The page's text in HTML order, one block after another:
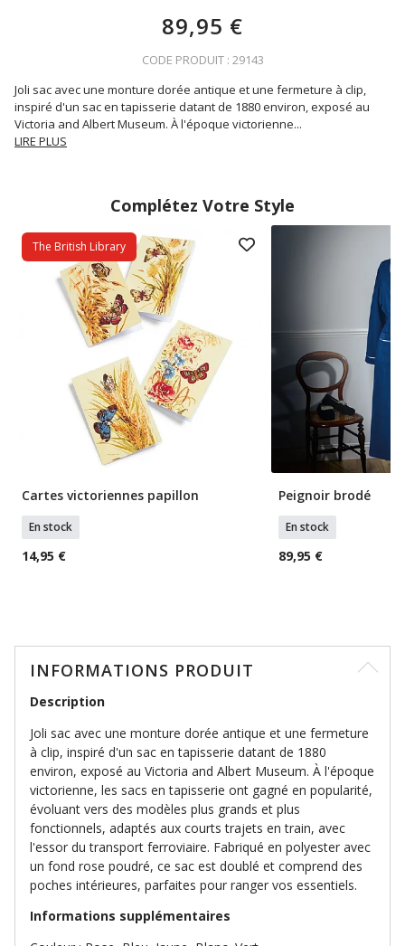
89,95 €
CODE PRODUIT : 29143
Joli sac avec une monture dorée antique et une fermeture à clip,
inspiré d'un sac en tapisserie datant de 1880 environ, exposé au
Victoria and Albert Museum. À l'époque victorienne...
LIRE PLUS
Complétez Votre Style
The British Library
Cartes victoriennes papillon
En stock
14,95 €
Peignoir brodé
En stock
89,95 €
INFORMATIONS PRODUIT
Description
Joli sac avec une monture dorée antique et une fermeture
à clip, inspiré d'un sac en tapisserie datant de 1880
environ, exposé au Victoria and Albert Museum. À l'époque
victorienne, les sacs en tapisserie ont gagné en popularité,
évoluant vers des modèles plus grands et plus
fonctionnels, adaptés aux courts trajets en train, avec
l'essor du transport ferroviaire. Fabriqué en polyester avec
un fond rose poudré, ce sac est doublé et comprend des
poches intérieures, parfaites pour ranger vos essentiels.
Informations supplémentaires